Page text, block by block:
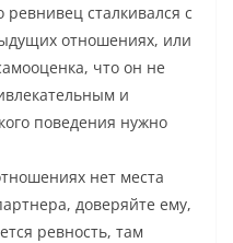
сталкивался с
отношениях, или
что он не
и
поведения нужно
нет места
доверяйте ему,
ревность, там